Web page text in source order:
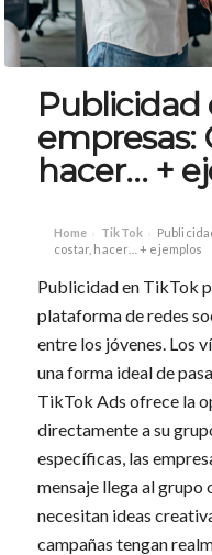
Publicidad
empresas:
hacer… +
Home › TikTok ›
costar, hacer… + ejemplos
Publicidad en TikTok
plataforma de redes
entre los jóvenes. Los
una forma ideal de
TikTok Ads ofrece la
directamente a su
específicas, las
mensaje llega al grupo
necesitan ideas
campañas tengan